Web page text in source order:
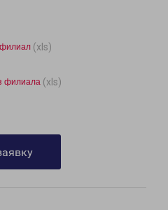
(xls)
филиала (xls)